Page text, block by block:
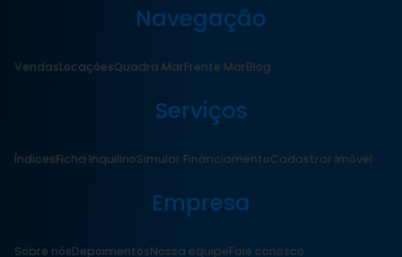
Navegação
VendasLocaçõesQuadra MarFrente MarBlog
Serviços
ÍndicesFicha InquilinoSimular FinanciamentoCadastrar Imóvel
Empresa
Sobre nósDepoimentosNossa equipeFale conosco